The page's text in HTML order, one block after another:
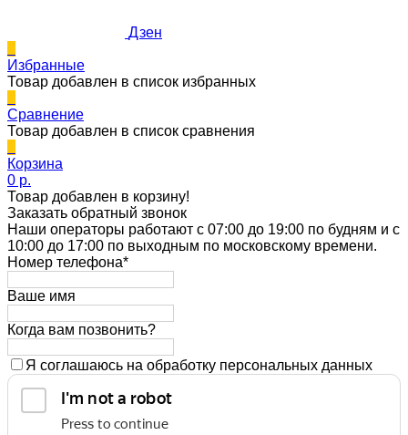
Дзен
Избранные
Товар добавлен в список избранных
Сравнение
Товар добавлен в список сравнения
Корзина
0 p.
Товар добавлен в корзину!
Заказать обратный звонок
Наши операторы работают с 07:00 до 19:00 по будням и с
10:00 до 17:00 по выходным по московскому времени.
Номер телефона*
Ваше имя
Когда вам позвонить?
Я соглашаюсь на обработку персональных данных